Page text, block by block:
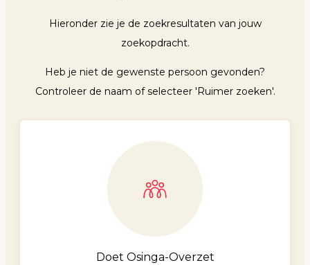
Hieronder zie je de zoekresultaten van jouw
zoekopdracht.
Heb je niet de gewenste persoon gevonden?
Controleer de naam of selecteer 'Ruimer zoeken'.
Doet Osinga-Overzet